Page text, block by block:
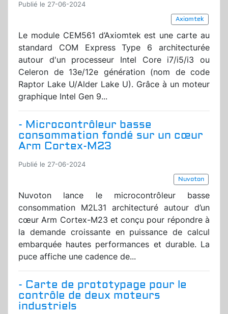
Publié le 27-06-2024
Axiomtek
Le module CEM561 d’Axiomtek est une carte au
standard COM Express Type 6 architecturée
autour d'un processeur Intel Core i7/i5/i3 ou
Celeron de 13e/12e génération (nom de code
Raptor Lake U/Alder Lake U). Grâce à un moteur
graphique Intel Gen 9...
- Microcontrôleur basse
consommation fondé sur un cœur
Arm Cortex-M23
Publié le 27-06-2024
Nuvoton
Nuvoton lance le microcontrôleur basse
consommation M2L31 architecturé autour d’un
cœur Arm Cortex-M23 et conçu pour répondre à
la demande croissante en puissance de calcul
embarquée hautes performances et durable. La
puce affiche une cadence de...
- Carte de prototypage pour le
contrôle de deux moteurs
industriels